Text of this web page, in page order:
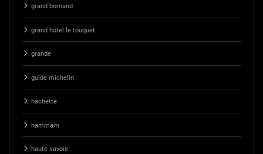
grand bornand
grand hotel le touquet
grande
guide michelin
hachette
hammam
haute savoie